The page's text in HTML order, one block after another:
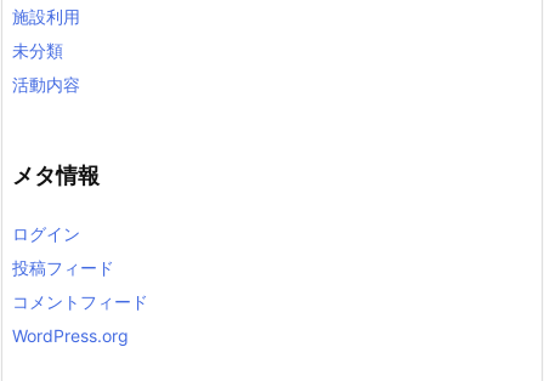
施設利用
未分類
活動内容
メタ情報
ログイン
投稿フィード
コメントフィード
WordPress.org